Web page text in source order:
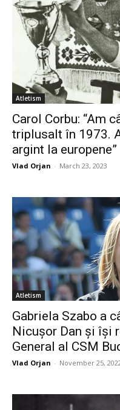
Atletism
Carol Corbu: “Am
triplusalt în 1973.
argint la europene”
Vlad Orjan - March 23, 2023
Atletism
Gabriela Szabo a
Nicușor Dan și își
General al CSM
Vlad Orjan - November 25,